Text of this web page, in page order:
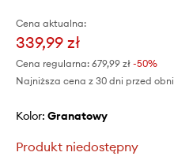
Cena aktualna:
339,99 zł
Cena regularna: 679,99 zł -50%
Najniższa cena z 30 dni przed
Kolor: granatowy
Produkt niedostępny